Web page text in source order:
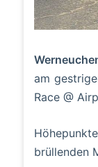
am
Race @
brüllenden